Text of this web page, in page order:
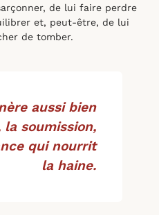
de lui faire perdre
et, peut-être, de lui
de tomber.
aussi bien
la soumission,
qui nourrit
la haine.